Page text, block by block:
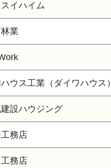
イハイム
業
ウス工業（ダイワハウス）
設ハウジング
務店
務店